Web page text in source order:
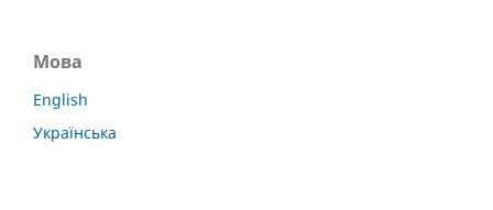
Мова
English
Українська